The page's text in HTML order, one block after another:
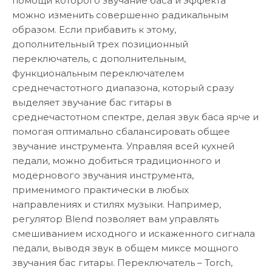
можно изменить совершенно радикальным
образом. Если прибавить к этому,
дополнительный трех позиционный
переключатель, с дополнительным,
функциональным переключателем
среднечастотного диапазона, который сразу
выделяет звучание бас гитары в
среднечастотном спектре, делая звук баса ярче и
помогая оптимально сбалансировать общее
звучание инструмента. Управляя всей кухней
педали, можно добиться традиционного и
модернового звучания инструмента,
применимого практически в любых
направлениях и стилях музыки. Например,
регулятор Blend позволяет вам управлять
смешиванием исходного и искаженного сигнала
педали, выводя звук в общем миксе мощного
звучания бас гитары. Переключатель – Torch,